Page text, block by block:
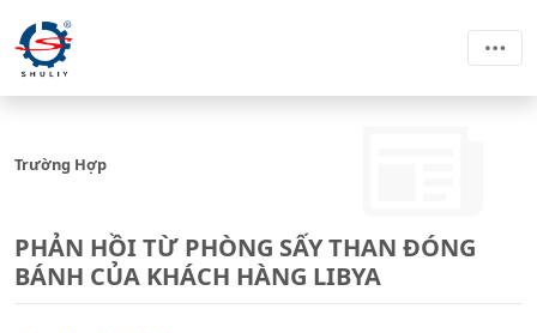
Trường Hợp
PHẢN HỒI TỪ PHÒNG SẤY THAN ĐÓNG
BÁNH CỦA KHÁCH HÀNG LIBYA